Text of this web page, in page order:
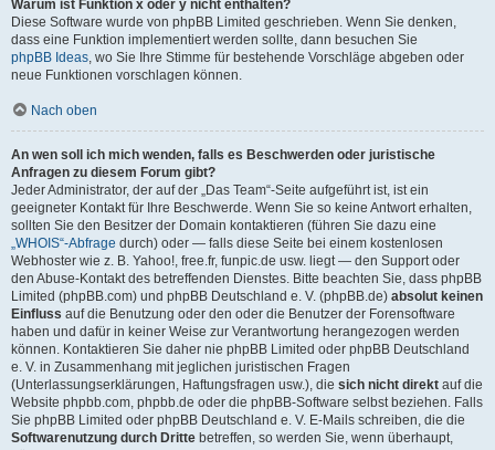
Warum ist Funktion x oder y nicht enthalten?
Diese Software wurde von phpBB Limited geschrieben. Wenn Sie denken,
dass eine Funktion implementiert werden sollte, dann besuchen Sie
phpBB Ideas, wo Sie Ihre Stimme für bestehende Vorschläge abgeben oder
neue Funktionen vorschlagen können.
Nach oben
An wen soll ich mich wenden, falls es Beschwerden oder juristische
Anfragen zu diesem Forum gibt?
Jeder Administrator, der auf der „Das Team“-Seite aufgeführt ist, ist ein
geeigneter Kontakt für Ihre Beschwerde. Wenn Sie so keine Antwort erhalten,
sollten Sie den Besitzer der Domain kontaktieren (führen Sie dazu eine
„WHOIS“-Abfrage durch) oder — falls diese Seite bei einem kostenlosen
Webhoster wie z. B. Yahoo!, free.fr, funpic.de usw. liegt — den Support oder
den Abuse-Kontakt des betreffenden Dienstes. Bitte beachten Sie, dass phpBB
Limited (phpBB.com) und phpBB Deutschland e. V. (phpBB.de) absolut keinen
Einfluss auf die Benutzung oder den oder die Benutzer der Forensoftware
haben und dafür in keiner Weise zur Verantwortung herangezogen werden
können. Kontaktieren Sie daher nie phpBB Limited oder phpBB Deutschland
e. V. in Zusammenhang mit jeglichen juristischen Fragen
(Unterlassungserklärungen, Haftungsfragen usw.), die sich nicht direkt auf die
Website phpbb.com, phpbb.de oder die phpBB-Software selbst beziehen. Falls
Sie phpBB Limited oder phpBB Deutschland e. V. E-Mails schreiben, die die
Softwarenutzung durch Dritte betreffen, so werden Sie, wenn überhaupt,